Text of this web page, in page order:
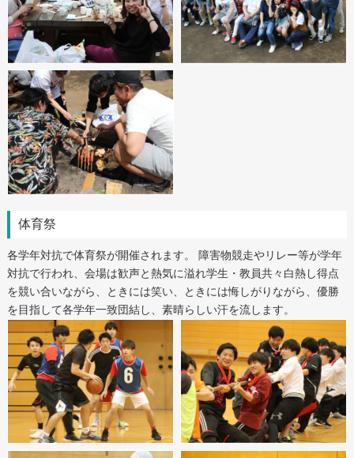
体育祭
各学年対抗で体育祭が開催されます。 障害物競走やリレー等が学年
対抗で行われ、会場は歓声と熱気に溢れ学生・教員共々白熱し得点
を競い合いながら、ときには笑い、ときには悔しがりながら、優勝
を目指して各学年一致団結し、素晴らしい汗を流します。